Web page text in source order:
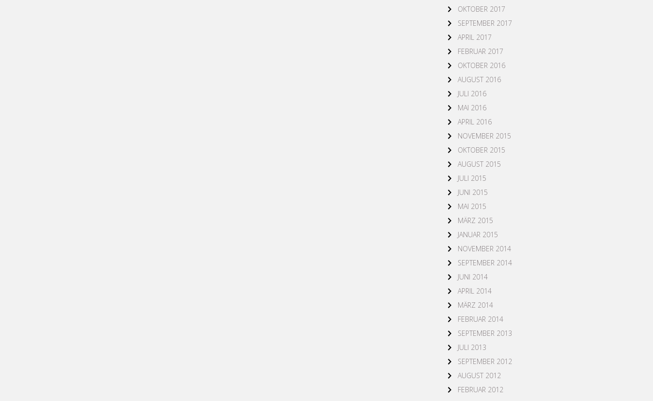
OKTOBER 2017
SEPTEMBER 2017
APRIL 2017
FEBRUAR 2017
OKTOBER 2016
AUGUST 2016
JULI 2016
MAI 2016
APRIL 2016
NOVEMBER 2015
OKTOBER 2015
AUGUST 2015
JULI 2015
JUNI 2015
MAI 2015
MÄRZ 2015
JANUAR 2015
NOVEMBER 2014
SEPTEMBER 2014
JUNI 2014
APRIL 2014
MÄRZ 2014
FEBRUAR 2014
SEPTEMBER 2013
JULI 2013
SEPTEMBER 2012
AUGUST 2012
FEBRUAR 2012